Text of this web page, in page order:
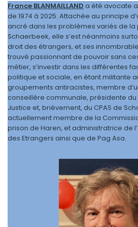
France BLANMAILLAND a été avocate
de 1974 à 2025. Attachée au principe
ancré dans les problèmes variés de
Schaerbeek, elle s’est néanmoins
droit des étrangers, et ses
trouvé passionnant de pouvoir sans
métier, s’investir dans les différentes
politique et sociale, en étant militante
groupements antiracistes, membre
conseillère communale, présidente
Justice et, brièvement, du CPAS de
actuellement membre de la
prison de Haren, et administratrice de
des Etrangers ainsi que de Pag Asa.